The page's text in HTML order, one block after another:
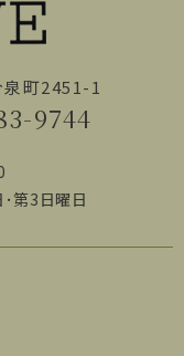
町2451-1
9744
第3日曜日